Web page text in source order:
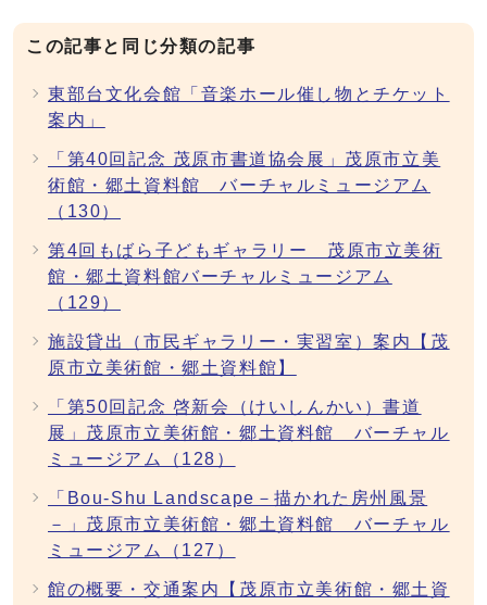
この記事と同じ分類の記事
東部台文化会館「音楽ホール催し物とチケット
案内」
「第40回記念 茂原市書道協会展」茂原市立美
術館・郷土資料館 バーチャルミュージアム
（130）
第4回もばら子どもギャラリー 茂原市立美術
館・郷土資料館バーチャルミュージアム
（129）
施設貸出（市民ギャラリー・実習室）案内【茂
原市立美術館・郷土資料館】
「第50回記念 啓新会（けいしんかい）書道
展」茂原市立美術館・郷土資料館 バーチャル
ミュージアム（128）
「Bou-Shu Landscape－描かれた房州風景
－」茂原市立美術館・郷土資料館 バーチャル
ミュージアム（127）
館の概要・交通案内【茂原市立美術館・郷土資